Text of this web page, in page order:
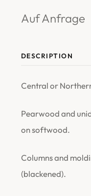
Auf Anfrage
DESCRIPTION
Central or
Pearwood and
on softwood.
Columns and
(blackened).